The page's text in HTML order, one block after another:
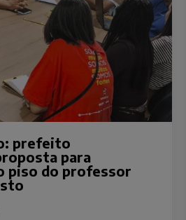
prefeito
para
piso do professor